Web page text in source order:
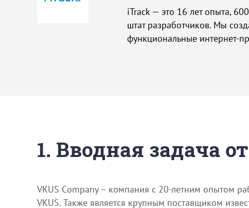
iTrack — это 16 лет опыта,
штат разработчиков. Мы
функциональные интернет-
1. Вводная задача
VKUS Сompany – компания с 20-летним опытом
VKUS. Также является крупным поставщиком